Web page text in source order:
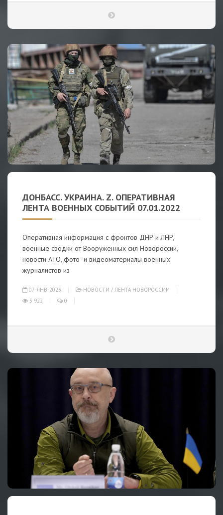
ДОНБАСС. УКРАИНА. Z. ОПЕРАТИВНАЯ
ЛЕНТА ВОЕННЫХ СОБЫТИЙ 07.01.2022
Оперативная информация с фронтов ДНР и ЛНР,
военные сводки от Вооруженных сил Новороссии,
новости АТО, фото- и видеоматериалы военных
журналистов из
07-ЯНВ-2023 НОВОСТИ / ЛЕНТА НОВОРОССИИ
3 922
0